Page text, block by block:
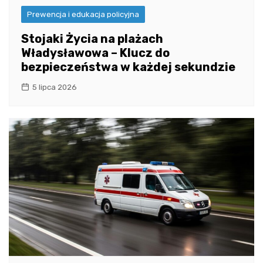
Prewencja i edukacja policyjna
Stojaki Życia na plażach
Władysławowa – Klucz do
bezpieczeństwa w każdej sekundzie
5 lipca 2026